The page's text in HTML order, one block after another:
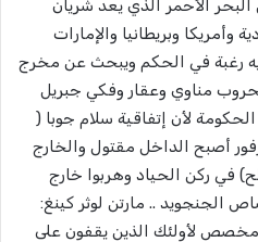
الأحمر الذي يعد شريان
وأمريكا وبريطانيا والإمارات
رغبة في الحكم ويبحث عن مخرج
مناوي وعقار وفكي جبريل
لأن إتفاقية سلام جوبا (
أصبح الداخل مقتول والخارج
في ركن الحياد وهربوا خارج
الجنجويد .. مارتن لوثر كينغ:
لأولئك الذين يقفون على